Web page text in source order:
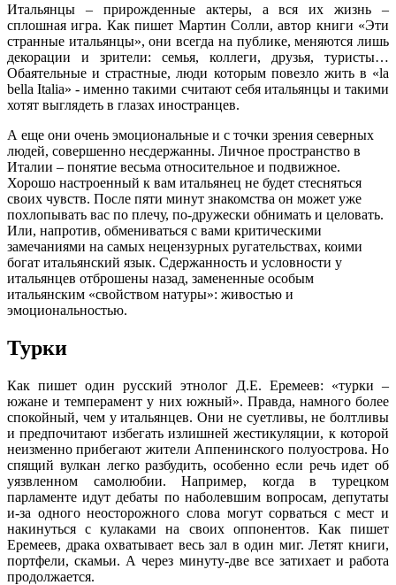
Итальянцы – прирожденные актеры, а вся их жизнь –
сплошная игра. Как пишет Мартин Солли, автор книги «Эти
странные итальянцы», они всегда на публике, меняются лишь
декорации и зрители: семья, коллеги, друзья, туристы…
Обаятельные и страстные, люди которым повезло жить в «la
bella Italia» - именно такими считают себя итальянцы и такими
хотят выглядеть в глазах иностранцев.
А еще они очень эмоциональные и с точки зрения северных
людей, совершенно несдержанны. Личное пространство в
Италии – понятие весьма относительное и подвижное.
Хорошо настроенный к вам итальянец не будет стесняться
своих чувств. После пяти минут знакомства он может уже
похлопывать вас по плечу, по-дружески обнимать и целовать.
Или, напротив, обмениваться с вами критическими
замечаниями на самых нецензурных ругательствах, коими
богат итальянский язык. Сдержанность и условности у
итальянцев отброшены назад, замененные особым
итальянским «свойством натуры»: живостью и
эмоциональностью.
Турки
Как пишет один русский этнолог Д.Е. Еремеев: «турки –
южане и темперамент у них южный». Правда, намного более
спокойный, чем у итальянцев. Они не суетливы, не болтливы
и предпочитают избегать излишней жестикуляции, к которой
неизменно прибегают жители Аппенинского полуострова. Но
спящий вулкан легко разбудить, особенно если речь идет об
уязвленном самолюбии. Например, когда в турецком
парламенте идут дебаты по наболевшим вопросам, депутаты
и-за одного неосторожного слова могут сорваться с мест и
накинуться с кулаками на своих оппонентов. Как пишет
Еремеев, драка охватывает весь зал в один миг. Летят книги,
портфели, скамьи. А через минуту-две все затихает и работа
продолжается.